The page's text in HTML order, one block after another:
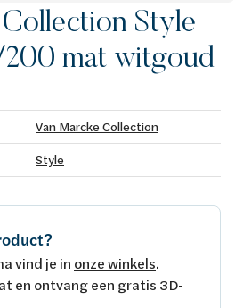
Style
mat witgoud
Van Marcke Collection
Style
vind je in onze winkels.
en ontvang een gratis 3D-